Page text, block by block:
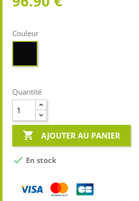
Couleur
Quantité
 AJOUTER AU PANIER
 En stock